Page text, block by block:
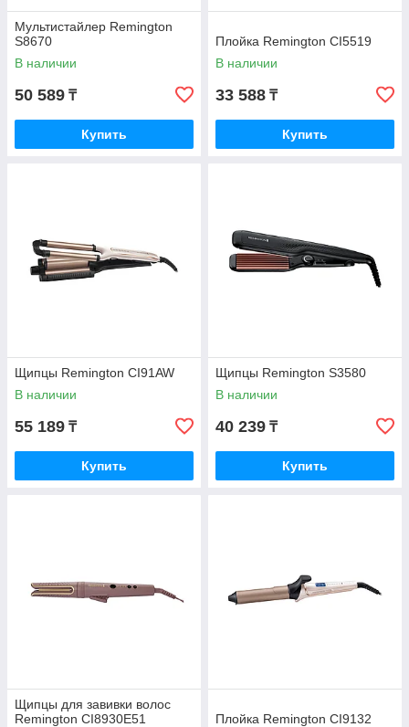
Мультистайлер Remington
S8670
В наличии
50 589 ₸
Купить
Плойка Remington CI5519
В наличии
33 588 ₸
Купить
Щипцы Remington CI91AW
В наличии
55 189 ₸
Купить
Щипцы Remington S3580
В наличии
40 239 ₸
Купить
Щипцы для завивки волос
Remington CI8930E51
Плойка Remington CI9132